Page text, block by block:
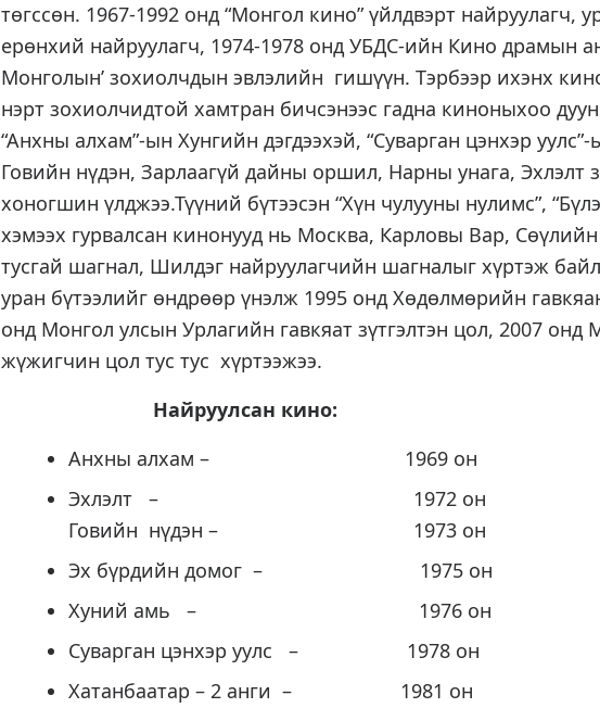
төгссөн. 1967-1992 онд “Монгол кино” үйлдвэрт найруулагч,
ерөнхий найруулагч, 1974-1978 онд УБДС-ийн Кино драмын
Монголын’ зохиолчдын эвлэлийн гишүүн. Тэрбээр ихэнх
нэрт зохиолчидтой хамтран бичсэнээс гадна киноныхоо
“Анхны алхам”-ын Хунгийн дэгдээхэй, “Суварган цэнхэр
Говийн нүдэн, Зарлаагүй дайны оршил, Нарны унага, Эхлэлт
хоногшин үлджээ.Түүний бүтээсэн “Хүн чулууны нулимс”,
хэмээх гурвалсан кинонууд нь Москва, Карловы Вар,
тусгай шагнал, Шилдэг найруулагчийн шагналыг хүртэж
уран бүтээлийг өндрөөр үнэлж 1995 онд Хөдөлмөрийн
онд Монгол улсын Урлагийн гавкяат зүтгэлтэн цол, 2007
жүжигчин цол тус тус хүртээжээ.
Найруулсан кино:
Анхны алхам – 1969 он
Эхлэлт – 1972 он
Говийн нүдэн – 1973 он
Эх бүрдийн домог – 1975 он
Хуний амь – 1976 он
Суварган цэнхэр уулс – 1978 он
Хатанбаатар – 2 анги – 1981 он